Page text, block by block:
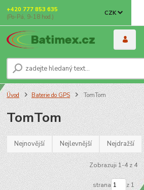
CZK
+420 777 853 635
(Po-Pá, 9-18 hod.)
Úvod Baterie do GPS TomTom
TomTom
Nejnovější Nejlevnější Nejdražší
Zobrazuji 1-4 z 4
strana z 1